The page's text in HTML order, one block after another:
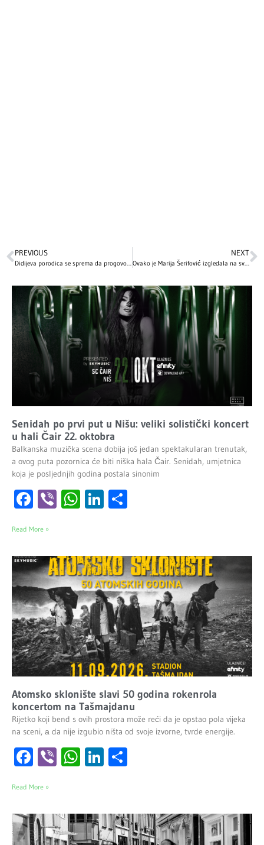
PREVIOUS NEXT
Ovako je Marija Šerifović izgledala na svojoj prvoj Beoviziji pre 20 godina! Imala je potpuno drugačiji imidž, mnogi tvrde da je neprepoznatljiva! (VIDEO)
Senidah po prvi put u Nišu: veliki solistički koncert
u hali Čair 22. oktobra
Balkanska muzička scena dobija još jedan spektakularan trenutak,
a ovog puta pozornica će biti niška hala Čair. Senidah, umjetnica
koja je posljednjih godina postala sinonim
Facebook
ViberWhatsApp
LinkedIn
Read More »
Atomsko sklonište slavi 50 godina rokenrola
koncertom na Tašmajdanu
Rijetko koji bend s ovih prostora može reći da je opstao pola vijeka
na sceni, а da nije izgubio ništa od svoje izvorne, tvrde energije.
Facebook
ViberWhatsApp
LinkedIn
Read More »